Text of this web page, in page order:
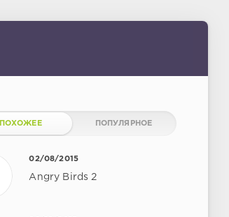
ПОХОЖЕЕ ПОПУЛЯРНОЕ
02/08/2015
Angry Birds 2